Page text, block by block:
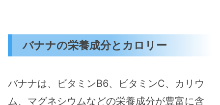
バナナの栄養成分とカロリー
バナナは、ビタミンB6、ビタミンC、カリウ
ム、マグネシウムなどの栄養成分が豊富に含